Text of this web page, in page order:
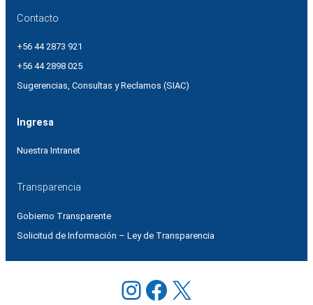
Contacto
+56 44 2873 921
+56 44 2898 025
Sugerencias, Consultas y Reclamos (SIAC)
Ingresa
Nuestra Intranet
Transparencia
Gobierno Transparente
Solicitud de Información – Ley de Transparencia
Instagram
Facebook
X